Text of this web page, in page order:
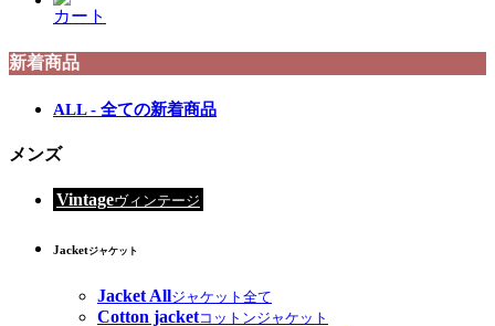
カート
新着商品
ALL - 全ての新着商品
メンズ
Vintageヴィンテージ
Jacketジャケット
Jacket Allジャケット全て
Cotton jacketコットンジャケット